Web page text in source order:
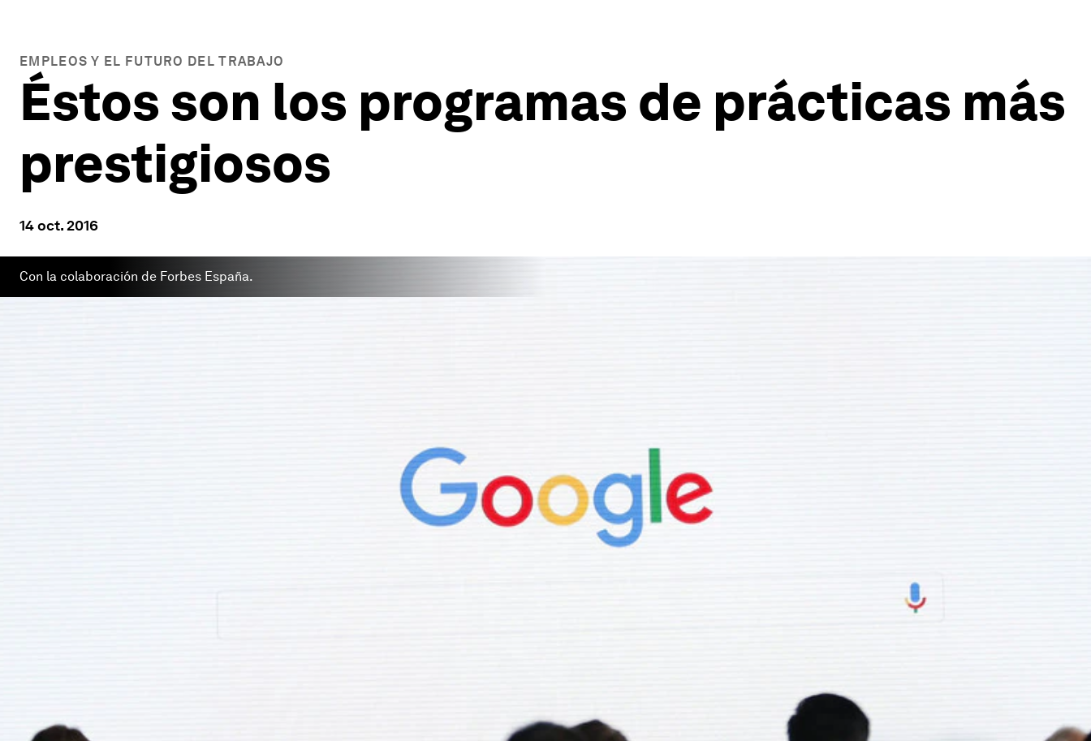
EMPLEOS Y EL FUTURO DEL TRABAJO
Éstos son los programas de prácticas más
prestigiosos
14 oct. 2016
Con la colaboración de Forbes España.